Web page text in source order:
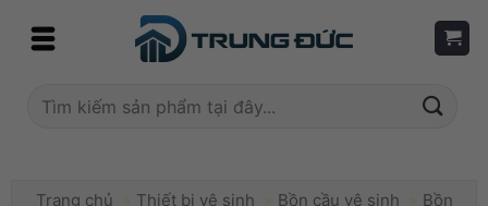
Tìm
Trang chủ » Thiết bị vệ sinh » Bồn cầu vệ sinh » Bồn